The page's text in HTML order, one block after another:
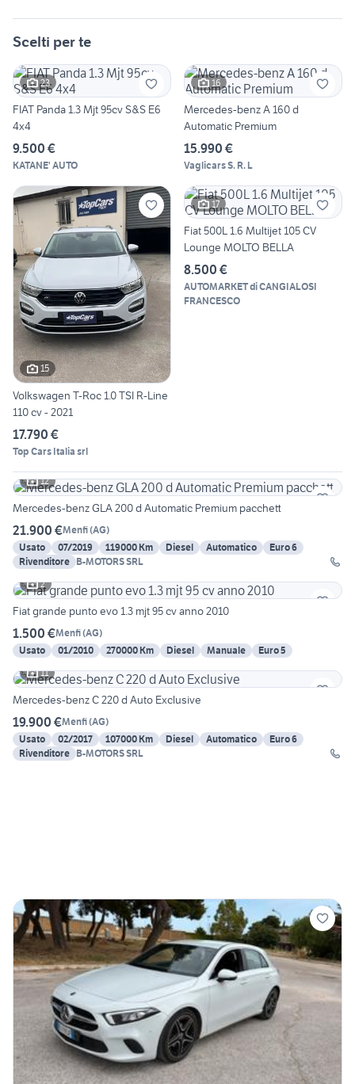
Scelti per te
23
FIAT Panda 1.3 Mjt 95cv S&S E6
4x4
9.500 €
KATANE' AUTO
16
Mercedes-benz A 160 d
Automatic Premium
15.990 €
Vaglicars S. R. L
15
Volkswagen T-Roc 1.0 TSI R-Line
110 cv - 2021
17.790 €
Top Cars Italia srl
17
Fiat 500L 1.6 Multijet 105 CV
Lounge MOLTO BELLA
8.500 €
AUTOMARKET di CANGIALOSI
FRANCESCO
12
Mercedes-benz GLA 200 d Automatic Premium pacchett
21.900 €Menfi(AG)
Usato
07/2019 119000 Km Diesel Automatico
Euro 6
Rivenditore B-MOTORS SRL
2
Fiat grande punto evo 1.3 mjt 95 cv anno 2010
1.500 €Menfi(AG)
Usato
01/2010 270000 Km Diesel Manuale
Euro 5
11
Mercedes-benz C 220 d Auto Exclusive
19.900 €Menfi(AG)
Usato
02/2017 107000 Km Diesel Automatico
Euro 6
Rivenditore B-MOTORS SRL